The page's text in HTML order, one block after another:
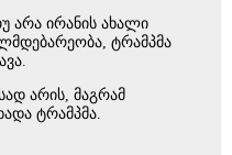
არა ირანის ახალი
ტრამპმა
არის, მაგრამ
ტრამპმა.